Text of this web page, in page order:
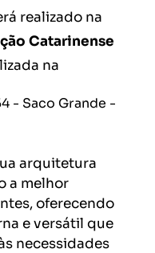
realizado na
Catarinense
na
- Saco Grande -
arquitetura
a melhor
oferecendo
e versátil que
necessidades